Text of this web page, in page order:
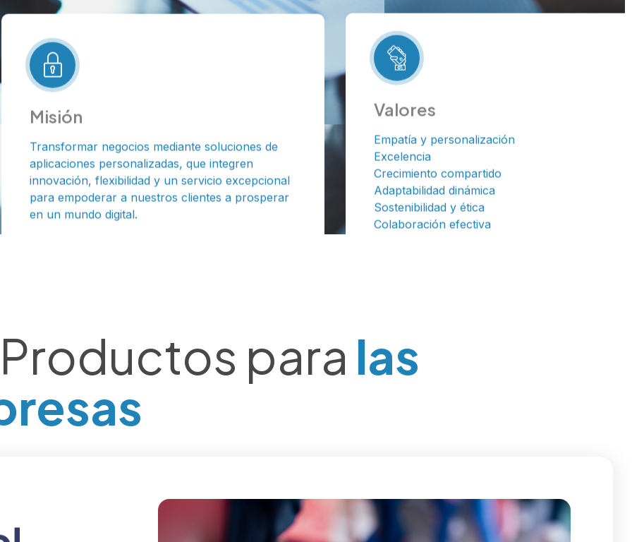
Misión
Transformar negocios mediante soluciones de
aplicaciones personalizadas, que integren
innovación, flexibilidad y un servicio excepcional
para empoderar a nuestros clientes a prosperar
en un mundo digital.
Valores
Empatía y personalización
Excelencia
Crecimiento compartido
Adaptabilidad dinámica
Sostenibilidad y ética
Colaboración efectiva
para las